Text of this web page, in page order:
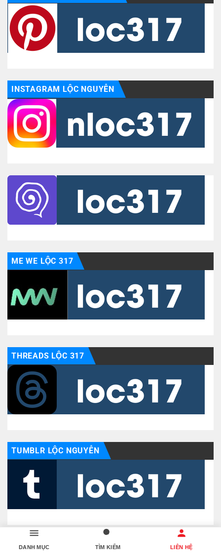
INSTAGRAM LỘC NGUYỄN
ME WE LỘC 317
THREADS LỘC 317
TUMBLR LỘC NGUYỄN
YOUTUBE LỘC NGUYỄN
DANH MỤC TÌM KIẾM LIÊN HỆ